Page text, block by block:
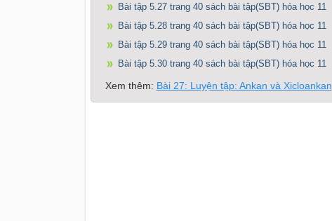
Bài tập 5.27 trang 40 sách bài tập(SBT) hóa học 11
Bài tập 5.28 trang 40 sách bài tập(SBT) hóa học 11
Bài tập 5.29 trang 40 sách bài tập(SBT) hóa học 11
Bài tập 5.30 trang 40 sách bài tập(SBT) hóa học 11
Xem thêm: Bài 27: Luyện tập: Ankan và Xicloankan